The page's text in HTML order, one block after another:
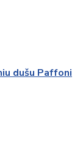
dušu Paffoni